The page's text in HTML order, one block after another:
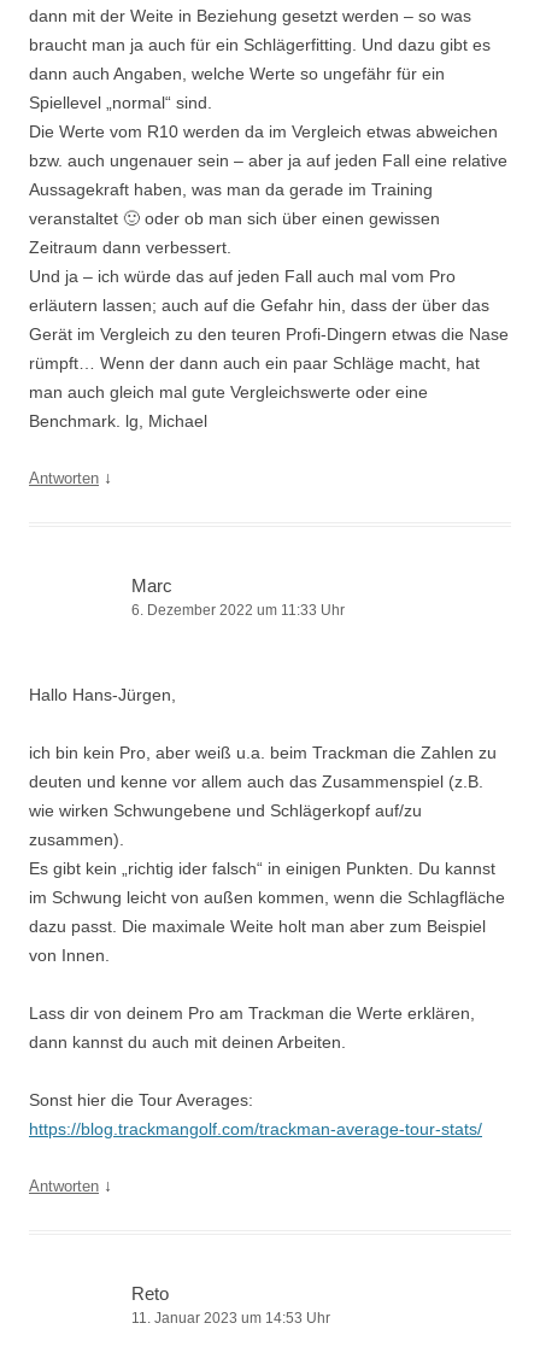
dann mit der Weite in Beziehung gesetzt werden – so was
braucht man ja auch für ein Schlägerfitting. Und dazu gibt es
dann auch Angaben, welche Werte so ungefähr für ein
Spiellevel „normal“ sind.
Die Werte vom R10 werden da im Vergleich etwas abweichen
bzw. auch ungenauer sein – aber ja auf jeden Fall eine relative
Aussagekraft haben, was man da gerade im Training
veranstaltet 🙂 oder ob man sich über einen gewissen
Zeitraum dann verbessert.
Und ja – ich würde das auf jeden Fall auch mal vom Pro
erläutern lassen; auch auf die Gefahr hin, dass der über das
Gerät im Vergleich zu den teuren Profi-Dingern etwas die Nase
rümpft… Wenn der dann auch ein paar Schläge macht, hat
man auch gleich mal gute Vergleichswerte oder eine
Benchmark. lg, Michael
Antworten ↓
Marc
6. Dezember 2022 um 11:33 Uhr
Hallo Hans-Jürgen,
ich bin kein Pro, aber weiß u.a. beim Trackman die Zahlen zu
deuten und kenne vor allem auch das Zusammenspiel (z.B.
wie wirken Schwungebene und Schlägerkopf auf/zu
zusammen).
Es gibt kein „richtig ider falsch“ in einigen Punkten. Du kannst
im Schwung leicht von außen kommen, wenn die Schlagfläche
dazu passt. Die maximale Weite holt man aber zum Beispiel
von Innen.
Lass dir von deinem Pro am Trackman die Werte erklären,
dann kannst du auch mit deinen Arbeiten.
Sonst hier die Tour Averages:
https://blog.trackmangolf.com/trackman-average-tour-stats/
Antworten ↓
Reto
11. Januar 2023 um 14:53 Uhr